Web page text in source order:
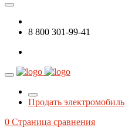
8 800 301-99-41
Продать электромобиль
0 Страница сравнения